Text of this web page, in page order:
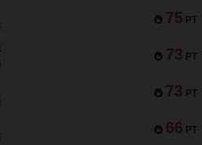
75 PT
73 PT
73 PT
66 PT